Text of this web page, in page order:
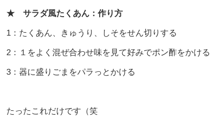
★ サラダ風たくあん：作り方
1：たくあん、きゅうり、しそをせん切りする
2：１をよく混ぜ合わせ味を見て好みでポン酢をかける
3：器に盛りごまをパラっとかける
たったこれだけです（笑